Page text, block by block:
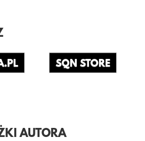
SQN STORE
AUTORA